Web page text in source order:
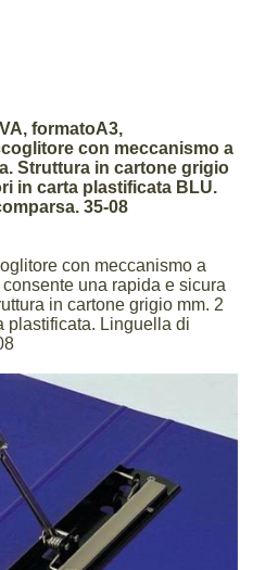
formatoA3,
con meccanismo a
Struttura in cartone grigio
in carta plastificata BLU.
35-08
con meccanismo a
una rapida e sicura
in cartone grigio mm. 2
plastificata. Linguella di